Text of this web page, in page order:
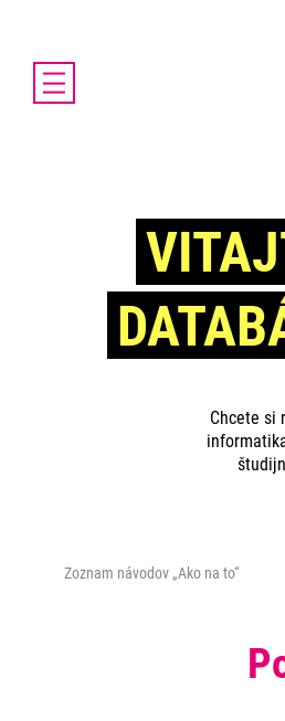
ENTER PROGRAMIÁDA
VIDEOKURZY
VIDEÁ YOUTUBEROV
VAŠE NÁPADY
Chcete si
Zoznam návodov „Ako na to“